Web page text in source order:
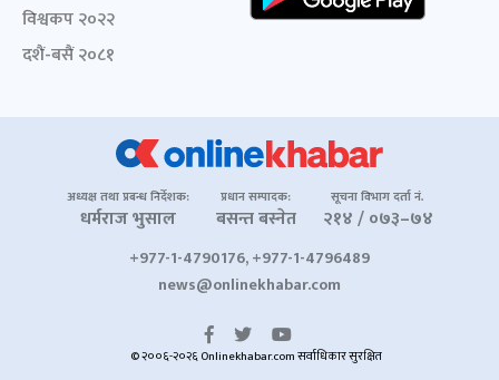
विश्वकप २०२२
दशैं-बसैं २०८१
अध्यक्ष तथा प्रबन्ध निर्देशक:
धर्मराज भुसाल
प्रधान सम्पादक:
बसन्त बस्नेत
सूचना विभाग दर्ता नं.
२१४ / ०७३–७४
+977-1-4790176, +977-1-4796489
news@onlinekhabar.com
© २००६-२०२६ Onlinekhabar.com सर्वाधिकार सुरक्षित